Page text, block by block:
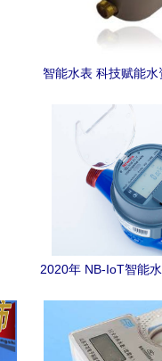
智能水表 科技赋能
2020年 NB-IoT智能